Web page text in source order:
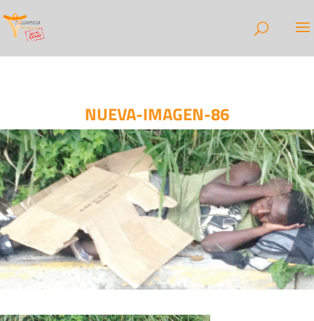
NUEVA-IMAGEN-86